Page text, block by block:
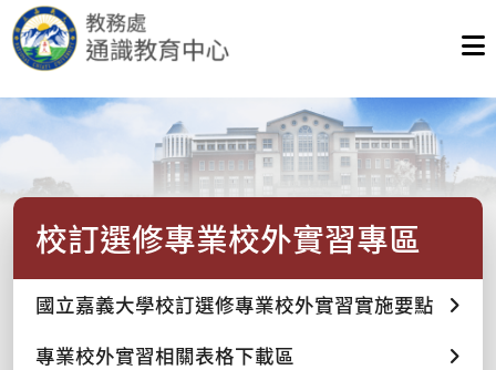
校訂選修專業校外實習專區
國立嘉義大學校訂選修專業校外實習實施要點
專業校外實習相關表格下載區